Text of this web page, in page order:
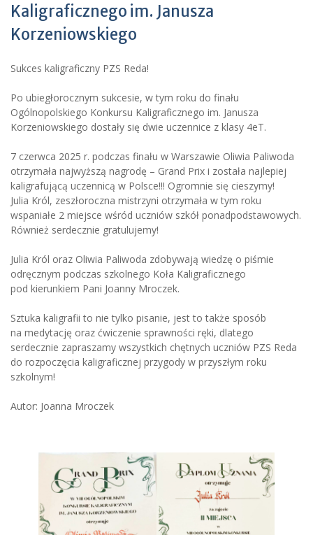
Kaligraficznego im. Janusza
Korzeniowskiego
Sukces kaligraficzny PZS Reda!
Po ubiegłorocznym sukcesie, w tym roku do finału
Ogólnopolskiego Konkursu Kaligraficznego im. Janusza
Korzeniowskiego dostały się dwie uczennice z klasy 4eT.
7 czerwca 2025 r. podczas finału w Warszawie Oliwia Paliwoda
otrzymała najwyższą nagrodę – Grand Prix i została najlepiej
kaligrafującą uczennicą w Polsce!!! Ogromnie się cieszymy!
Julia Król, zeszłoroczna mistrzyni otrzymała w tym roku
wspaniałe 2 miejsce wśród uczniów szkół ponadpodstawowych.
Również serdecznie gratulujemy!
Julia Król oraz Oliwia Paliwoda zdobywają wiedzę o piśmie
odręcznym podczas szkolnego Koła Kaligraficznego
pod kierunkiem Pani Joanny Mroczek.
Sztuka kaligrafii to nie tylko pisanie, jest to także sposób
na medytację oraz ćwiczenie sprawności ręki, dlatego
serdecznie zapraszamy wszystkich chętnych uczniów PZS Reda
do rozpoczęcia kaligraficznej przygody w przyszłym roku
szkolnym!
Autor: Joanna Mroczek